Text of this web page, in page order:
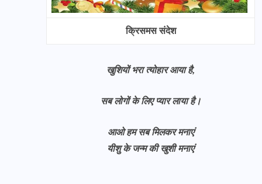
क्रिसमस संदेश
खुशियों भरा त्योहार आया है,
सब लोगों के लिए प्यार लाया है।
आओ हम सब मिलकर मनाएं
यीशु के जन्म की खुशी मनाएं